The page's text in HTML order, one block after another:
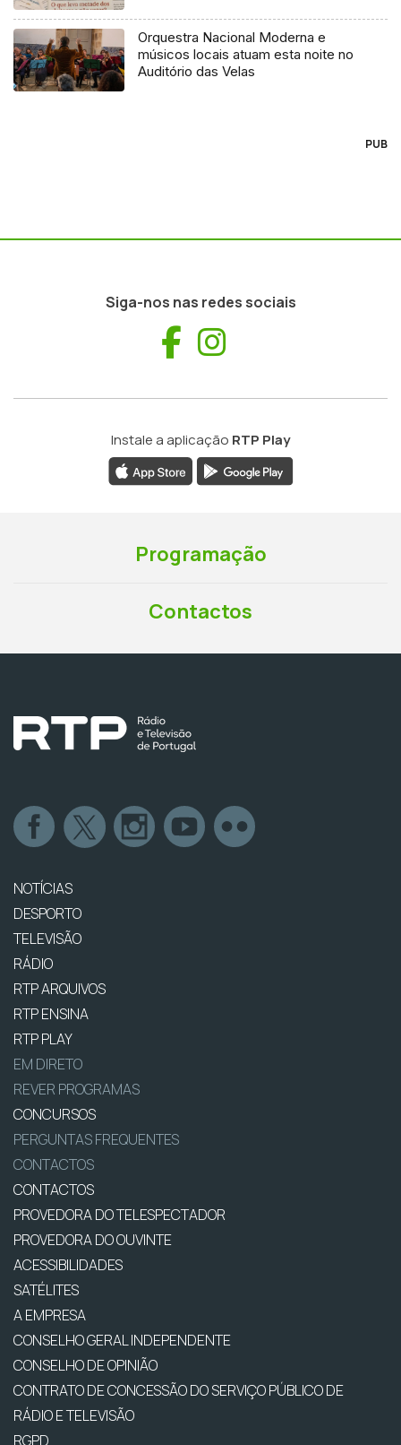
Orquestra Nacional Moderna e
músicos locais atuam esta noite no
Auditório das Velas
PUB
Siga-nos nas redes sociais
Facebook
Instale a aplicação RTP Play
Programação
Contactos
NOTÍCIAS
DESPORTO
TELEVISÃO
RÁDIO
RTP ARQUIVOS
RTP ENSINA
RTP PLAY
EM DIRETO
REVER PROGRAMAS
CONCURSOS
PERGUNTAS FREQUENTES
CONTACTOS
CONTACTOS
PROVEDORA DO TELESPECTADOR
PROVEDORA DO OUVINTE
ACESSIBILIDADES
SATÉLITES
A EMPRESA
CONSELHO GERAL INDEPENDENTE
CONSELHO DE OPINIÃO
CONTRATO DE CONCESSÃO DO SERVIÇO PÚBLICO DE
RÁDIO E TELEVISÃO
RGPD